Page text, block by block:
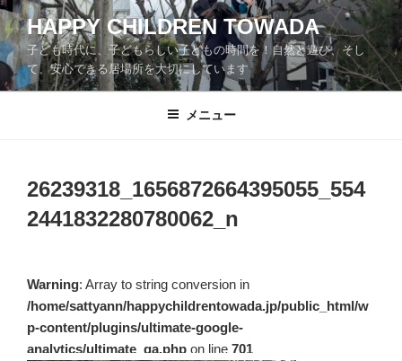
コ
ン
テ
ン
ツ
HAPPY CHILDREN TOWADA
子ども時代に、子どもらしい子どもの時間を！自然と遊び、そし
て、安心できる居場所を大切にしています
メニュー
26239318_1656872664395055_554
2441832280780062_n
Warning: Array to string conversion in
/home/sattyann/happychildrentowada.jp/public_html/w
p-content/plugins/ultimate-google-
analytics/ultimate_ga.php on line 701